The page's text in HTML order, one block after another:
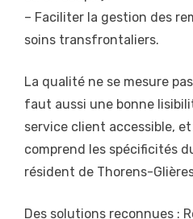
– Faciliter la gestion des
soins transfrontaliers.
La qualité ne se mesure
faut aussi une bonne
service client accessible,
comprend les spécificités
résident de Thorens-
Des solutions reconnues :